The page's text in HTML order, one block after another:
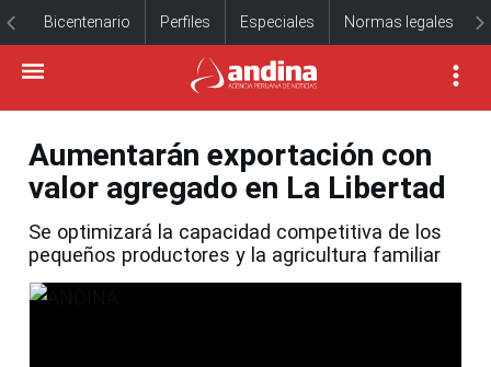
Bicentenario Perfiles Especiales Normas legales
Aumentarán exportación con
valor agregado en La Libertad
Se optimizará la capacidad competitiva de los
pequeños productores y la agricultura familiar